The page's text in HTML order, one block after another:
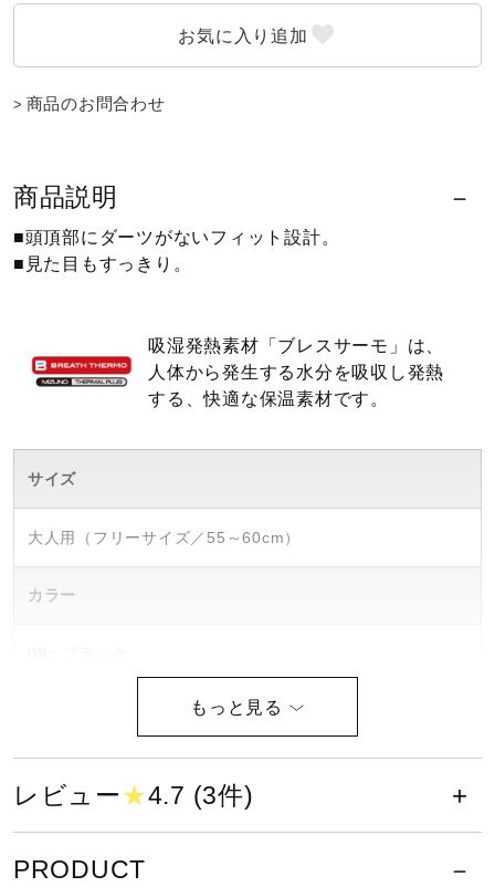
ウォーキングシューズ
インナー
アウトドア／レイン
健康／エクササイズ
コラボ／ライセンス
セール
商品のお問合わせ
商品説明
■頭頂部にダーツがないフィット設計。
■見た目もすっきり。
吸湿発熱素材「ブレスサーモ」は、
人体から発生する水分を吸収し発熱
する、快適な保温素材です。
サイズ
大人用（フリーサイズ／55～60cm）
カラー
アクリル95％、ポリエステル4％、合成繊維（ブレスサー
モ）1％
レビュー★4.7 (3件)
PRODUCT